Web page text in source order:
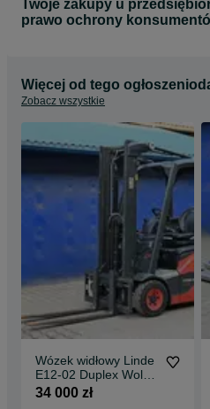
Twoje zakupy u
prawo ochrony
Więcej od tego
Zobacz wszystkie
Wózek widłowy Linde
E12-02 Duplex Wolny
Skok 315 cm 2019
34 000 zł